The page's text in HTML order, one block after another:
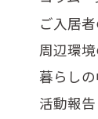
ご入居
周辺環
暮らし
活動報告